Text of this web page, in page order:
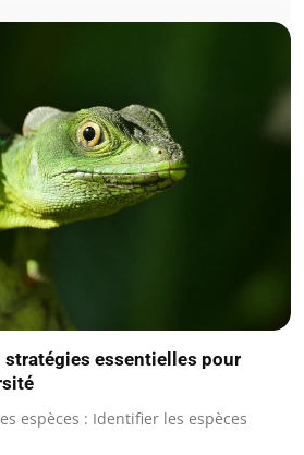
stratégies essentielles pour
espèces : Identifier les espèces